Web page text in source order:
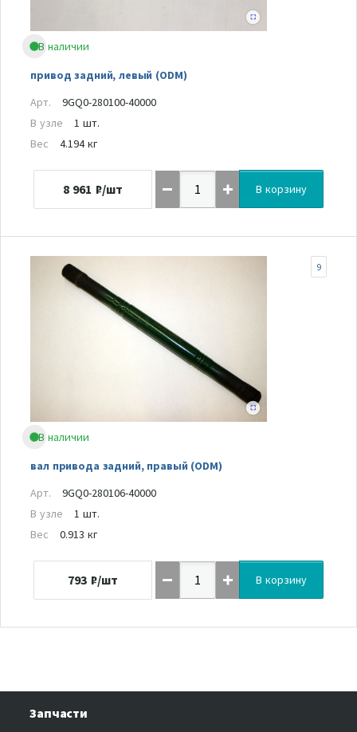
В наличии
привод задний, левый (ODM)
Арт.
9GQ0-280100-40000
В узле
1 шт.
Вес
4.194 кг
8 961 ₽/шт В корзину
В наличии
вал привода задний, правый (ODM)
9
Арт.
9GQ0-280106-40000
В узле
1 шт.
Вес
0.913 кг
793 ₽/шт В корзину
Запчасти